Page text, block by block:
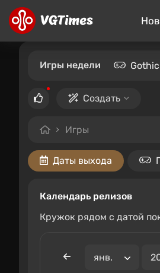
Игры недели
Создать
Игры
Даты выхода
Календарь релизов
Кружок рядом с датой